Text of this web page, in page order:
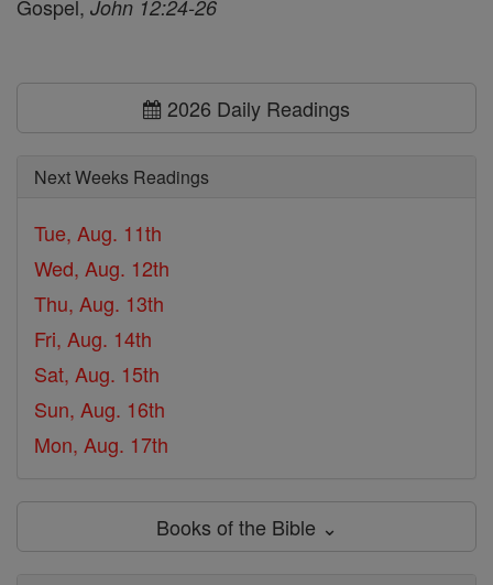
Gospel, John 12:24-26
2026 Daily Readings
Next Weeks Readings
Tue, Aug. 11th
Wed, Aug. 12th
Thu, Aug. 13th
Fri, Aug. 14th
Sat, Aug. 15th
Sun, Aug. 16th
Mon, Aug. 17th
Books of the Bible ⌄